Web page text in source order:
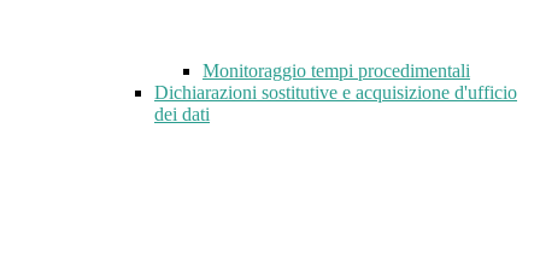
Monitoraggio tempi procedimentali
Dichiarazioni sostitutive e acquisizione d'ufficio
dei dati